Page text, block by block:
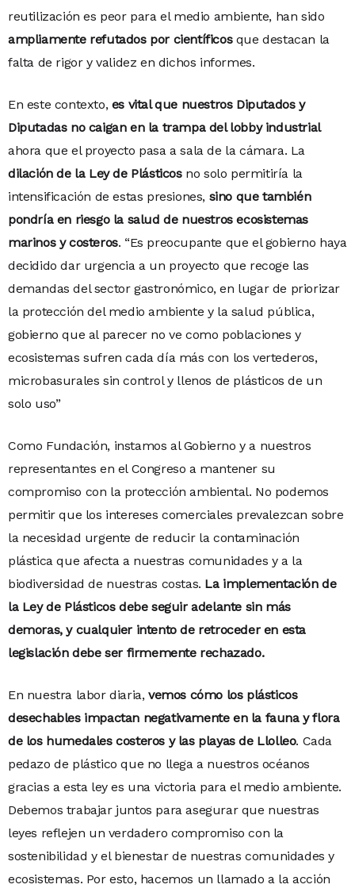
reutilización es peor para el medio ambiente, han sido
ampliamente refutados por científicos que destacan la
falta de rigor y validez en dichos informes.
En este contexto, es vital que nuestros Diputados y
Diputadas no caigan en la trampa del lobby industrial
ahora que el proyecto pasa a sala de la cámara. La
dilación de la Ley de Plásticos no solo permitiría la
intensificación de estas presiones, sino que también
pondría en riesgo la salud de nuestros ecosistemas
marinos y costeros. “Es preocupante que el gobierno haya
decidido dar urgencia a un proyecto que recoge las
demandas del sector gastronómico, en lugar de priorizar
la protección del medio ambiente y la salud pública,
gobierno que al parecer no ve como poblaciones y
ecosistemas sufren cada día más con los vertederos,
microbasurales sin control y llenos de plásticos de un
solo uso”
Como Fundación, instamos al Gobierno y a nuestros
representantes en el Congreso a mantener su
compromiso con la protección ambiental. No podemos
permitir que los intereses comerciales prevalezcan sobre
la necesidad urgente de reducir la contaminación
plástica que afecta a nuestras comunidades y a la
biodiversidad de nuestras costas. La implementación de
la Ley de Plásticos debe seguir adelante sin más
demoras, y cualquier intento de retroceder en esta
legislación debe ser firmemente rechazado.
En nuestra labor diaria,vemos cómo los plásticos
desechables impactan negativamente en la fauna y flora
de los humedales costeros y las playas de Llolleo. Cada
pedazo de plástico que no llega a nuestros océanos
gracias a esta ley es una victoria para el medio ambiente.
Debemos trabajar juntos para asegurar que nuestras
leyes reflejen un verdadero compromiso con la
sostenibilidad y el bienestar de nuestras comunidades y
ecosistemas. Por esto, hacemos un llamado a la acción